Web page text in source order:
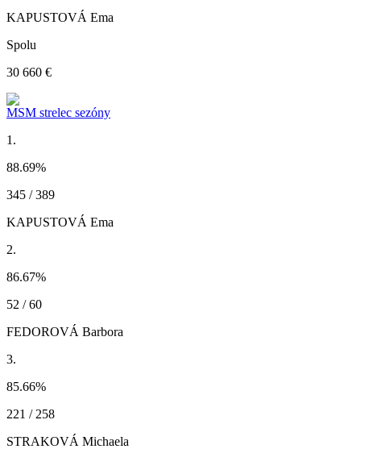
KAPUSTOVÁ Ema
Spolu
30 660 €
MSM strelec sezóny
1.
88.69%
345 / 389
KAPUSTOVÁ Ema
2.
86.67%
52 / 60
FEDOROVÁ Barbora
3.
85.66%
221 / 258
STRAKOVÁ Michaela